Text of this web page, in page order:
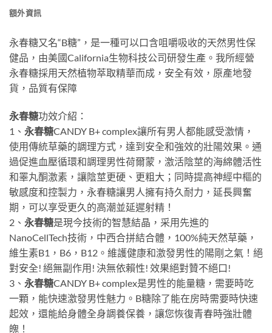
額外資訊
永春糖又名“B糖”，是一種可以口含咀嚼吸收的天然男性保
健品，由美國California生物科技公司研發生產。我所經營
永春糖採用天然植物萃取精華而成，安全有效，原產地發
貨，品質有保障
永春糖功效介紹：
1、 永春糖CANDY B+ complex讓所有男人都能感受激情，
使用傳統草藥的調理方式，達到安全和強效的壯陽效果。通
過促進血壓循環和調理男性荷爾蒙，激活陰莖的海綿體活性
和睪丸酮激素，讓陰莖更硬、更粗大；同時提高神經中樞的
敏感度和控製力，永春糖讓男人擁有持久耐力，延長興奮
期，可以享受更久的高潮並延遲射精！
2、 永春糖是現今技術的智慧結晶，采用先進的
NanoCellTech技術，中西合拼結合體，100%純天然草藥，
維生素B1，B6，B12。維護健康和激發男性的陽剛之氣！絕
對安全! 絕無副作用! 決無依賴性! 效果絕對贊不絕口!
3、 永春糖CANDY B+ complex是男性的能量糖，需要時吃
一顆，能快速激發男性魅力。B糖除了能在房時需要時快速
起效，還能給身體全身調養保養，讓您恢復青春時強壯體
魄！